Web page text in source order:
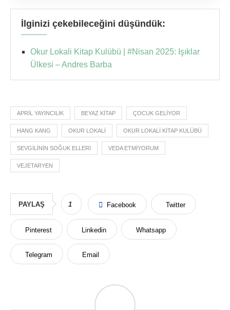
İlginizi çekebileceğini düşündük:
Okur Lokali Kitap Kulübü | #Nisan 2025: Işıklar
Ülkesi – Andres Barba
APRIL YAYINCILIK BEYAZ KITAP ÇOCUK GELIYOR
HANG KANG OKUR LOKALI OKUR LOKALI KITAP KULÜBÜ
SEVGILININ SOĞUK ELLERI VEDA ETMIYORUM
VEJETARYEN
PAYLAŞ 1 Facebook Twitter
Pinterest Linkedin Whatsapp
Telegram Email